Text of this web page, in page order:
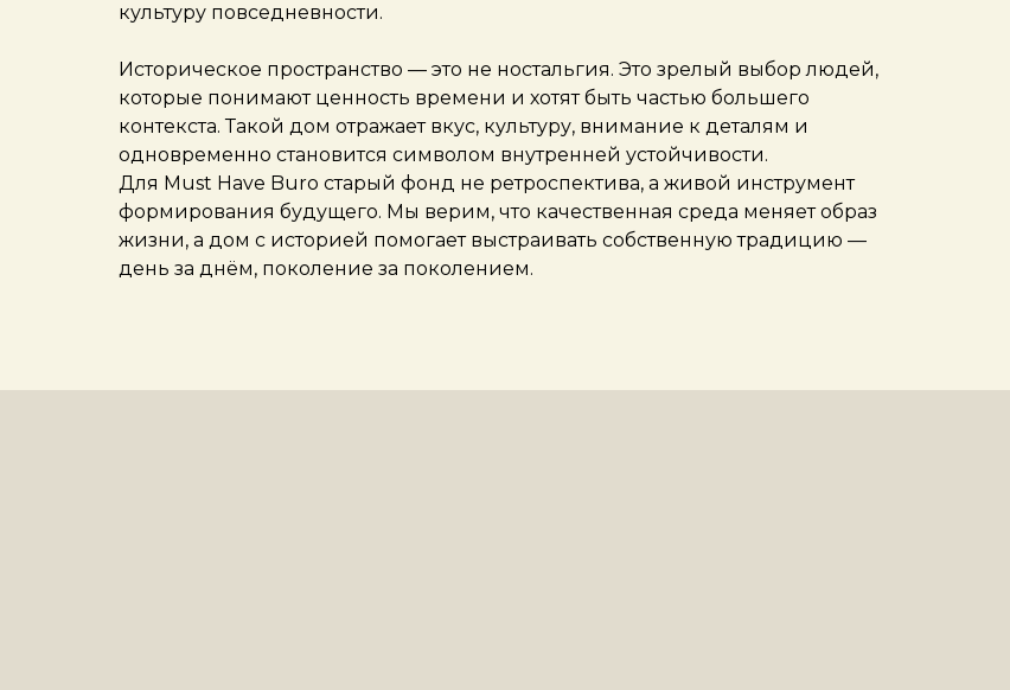
культуру повседневности.
Историческое пространство — это не ностальгия. Это зрелый выбор людей,
которые понимают ценность времени и хотят быть частью большего
контекста. Такой дом отражает вкус, культуру, внимание к деталям и
одновременно становится символом внутренней устойчивости.
Для Must Have Buro старый фонд не ретроспектива, а живой инструмент
формирования будущего. Мы верим, что качественная среда меняет образ
жизни, а дом с историей помогает выстраивать собственную традицию —
день за днём, поколение за поколением.